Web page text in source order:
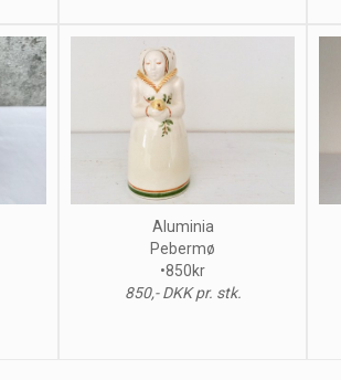
Aluminia
Pebermø
•850kr
850,- DKK pr. stk.